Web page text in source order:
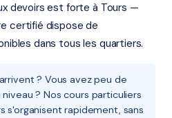
devoirs est forte à Tours —
certifié dispose de
dans tous les quartiers.
? Vous avez peu de
? Nos cours particuliers
s'organisent rapidement, sans